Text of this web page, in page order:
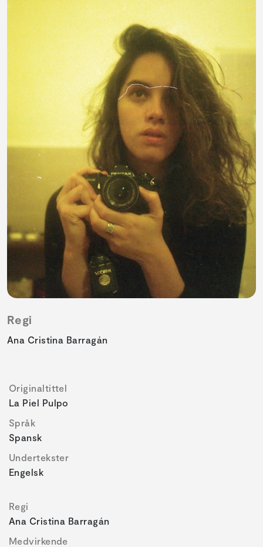
Regi
Ana Cristina Barragán
Originaltittel
La Piel Pulpo
Språk
Spansk
Undertekster
Engelsk
Regi
Ana Cristina Barragán
Medvirkende